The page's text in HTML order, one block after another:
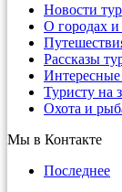
Новости
О городах и
Рассказы
Интересные
Туристу на
Охота и
Мы в Контакте
Последнее